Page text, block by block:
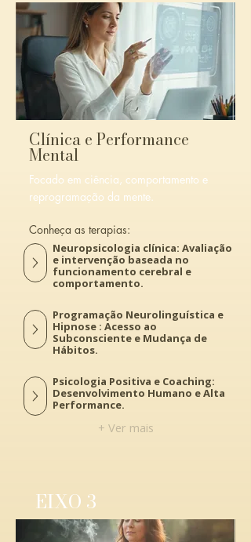
Clínica e Performance
Mental
Focado em ciência, comportamento e
reprogramação da mente.
Conheça as terapias:
Neuropsicologia clínica: Avaliação
e intervenção baseada no
funcionamento cerebral e
comportamento.
Programação Neurolinguística e
Hipnose : Acesso ao
Subconsciente e Mudança de
Hábitos.
Psicologia Positiva e Coaching:
Desenvolvimento Humano e Alta
Performance.
+ Ver mais
EIXO 3